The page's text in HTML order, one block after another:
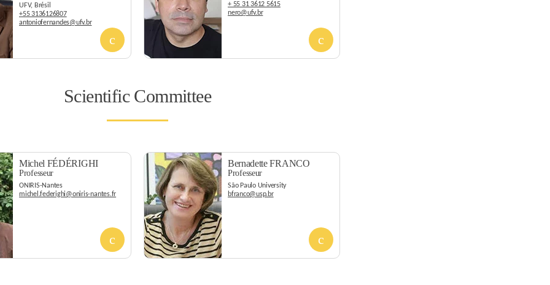
UFV, Brésil
+55 3136126807
antoniofernandes@ufv.br
+ 55 31 3612 5615
nero@ufv.br
Scientific Committee
Michel FÉDÉRIGHI
Professeur
ONIRIS-Nantes
michel.federighi@oniris-nantes.fr
Bernadette FRANCO
Professeur
São Paulo University
bfranco@usp.br